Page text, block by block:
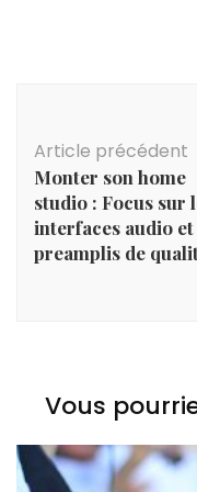
confirmés
Article précédent
Monter son home
studio : Focus sur
interfaces audio et
preamplis de
Vous